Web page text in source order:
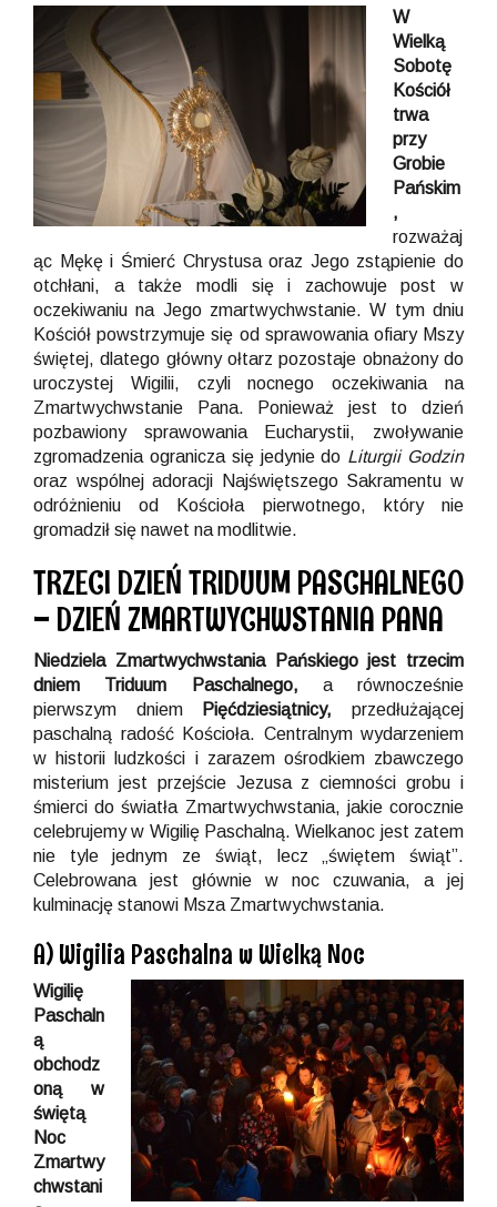
W
Wielką
Sobotę
Kościół
trwa
przy
Grobie
Pańskim
,
rozważaj
ąc Mękę i Śmierć Chrystusa oraz Jego zstąpienie do
otchłani, a także modli się i zachowuje post w
oczekiwaniu na Jego zmartwychwstanie. W tym dniu
Kościół powstrzymuje się od sprawowania ofiary Mszy
świętej, dlatego główny ołtarz pozostaje obnażony do
uroczystej Wigilii, czyli nocnego oczekiwania na
Zmartwychwstanie Pana. Ponieważ jest to dzień
pozbawiony sprawowania Eucharystii, zwoływanie
zgromadzenia ogranicza się jedynie do Liturgii Godzin
oraz wspólnej adoracji Najświętszego Sakramentu w
odróżnieniu od Kościoła pierwotnego, który nie
gromadził się nawet na modlitwie.
TRZECI DZIEŃ TRIDUUM PASCHALNEGO
– DZIEŃ ZMARTWYCHWSTANIA PANA
Niedziela Zmartwychwstania Pańskiego jest trzecim
dniem Triduum Paschalnego, a równocześnie
pierwszym dniem
Pięćdziesiątnicy, przedłużającej
paschalną radość Kościoła. Centralnym wydarzeniem
w historii ludzkości i zarazem ośrodkiem zbawczego
misterium jest przejście Jezusa z ciemności grobu i
śmierci do światła Zmartwychwstania, jakie corocznie
celebrujemy w Wigilię Paschalną. Wielkanoc jest zatem
nie tyle jednym ze świąt, lecz „świętem świąt”.
Celebrowana jest głównie w noc czuwania, a jej
kulminację stanowi Msza Zmartwychwstania.
A) Wigilia Paschalna w Wielką Noc
Wigilię
Paschaln
ą
obchodz
oną w
świętą
Noc
Zmartwy
chwstani